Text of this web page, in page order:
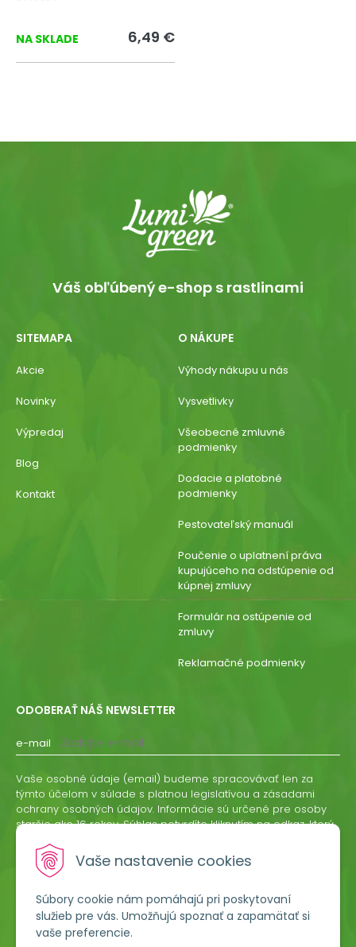
Vaše nastavenie cookies
Súbory cookie nám pomáhajú pri poskytovaní
služieb pre vás. Umožňujú spoznať a zapamätať si
vaše preferencie.
NA SKLADE 6,49 €
Váš obľúbený e-shop s rastlinami
SITEMAPA
Akcie
Novinky
Výpredaj
Blog
Kontakt
O NÁKUPE
Výhody nákupu u nás
Vysvetlivky
Všeobecné zmluvné
podmienky
Dodacie a platobné
podmienky
Pestovateľský manuál
Poučenie o uplatnení práva
kupujúceho na odstúpenie od
kúpnej zmluvy
Formulár na ostúpenie od
zmluvy
Reklamačné podmienky
ODOBERAŤ NÁŠ NEWSLETTER
e-mail
ODOBERAŤ
Vaše osobné údaje (email) budeme spracovávať len za
týmto účelom v súlade s platnou legislatívou a zásadami
ochrany osobných údajov. Informácie sú určené pre osoby
staršie ako 16 rokov. Súhlas potvrdíte kliknutím na odkaz, ktorý
odvolať písomne, emailom alebo kliknutím na odkaz z
ktoréhokoľvek informačného emailu.